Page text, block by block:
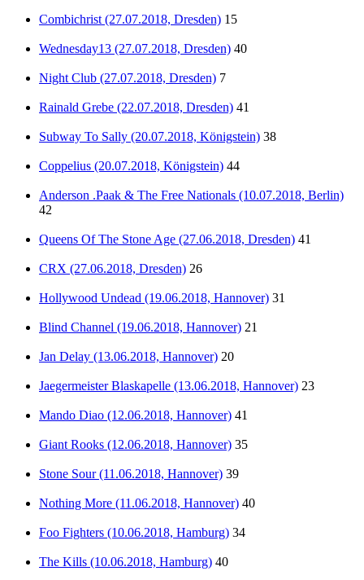
Combichrist (27.07.2018, Dresden) 15
Wednesday13 (27.07.2018, Dresden) 40
Night Club (27.07.2018, Dresden) 7
Rainald Grebe (22.07.2018, Dresden) 41
Subway To Sally (20.07.2018, Königstein) 38
Coppelius (20.07.2018, Königstein) 44
Anderson .Paak & The Free Nationals (10.07.2018, Berlin)
42
Queens Of The Stone Age (27.06.2018, Dresden) 41
CRX (27.06.2018, Dresden) 26
Hollywood Undead (19.06.2018, Hannover) 31
Blind Channel (19.06.2018, Hannover) 21
Jan Delay (13.06.2018, Hannover) 20
Jaegermeister Blaskapelle (13.06.2018, Hannover) 23
Mando Diao (12.06.2018, Hannover) 41
Giant Rooks (12.06.2018, Hannover) 35
Stone Sour (11.06.2018, Hannover) 39
Nothing More (11.06.2018, Hannover) 40
Foo Fighters (10.06.2018, Hamburg) 34
The Kills (10.06.2018, Hamburg) 40